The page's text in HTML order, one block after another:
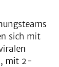
sich mit
mit 2-